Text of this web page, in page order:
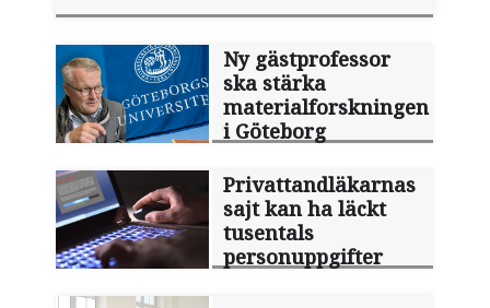
Ny gästprofessor
ska stärka
materialforskningen
i Göteborg
Privattandläkarnas
sajt kan ha läckt
tusentals
personuppgifter